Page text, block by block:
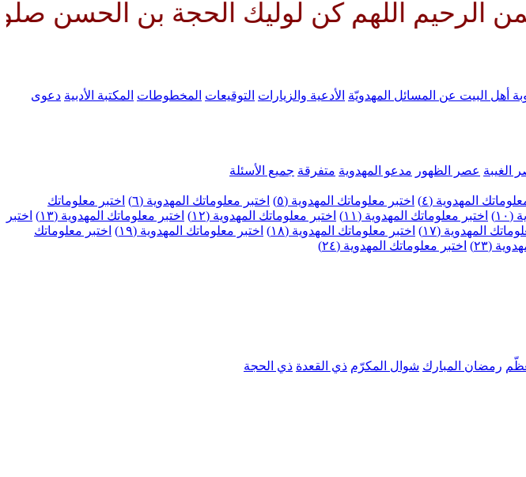
اللهم كن لوليك الحجة بن الحسن صلواتك
أهل البيت عن المسائل المهدويّة الأدعية والزيارات التوقيعات المخطوطات المكتبة الأدبية دعوى
الغيبة عصر الظهور مدعو المهدوية متفرقة جميع الأسئلة
المهدوية (٤) اختبر معلوماتك المهدوية (٥) اختبر معلوماتك المهدوية (٦)
اختبر معلوماتك
اختبر معلوماتك المهدوية (١١) اختبر معلوماتك المهدوية (١٢) اختبر معلوماتك المهدوية (١٣)
اختبر
المهدوية (١٧) اختبر معلوماتك المهدوية (١٨) اختبر معلوماتك المهدوية (١٩)
اختبر معلوماتك
(٢٣)
اختبر معلوماتك المهدوية (٢٤)
رمضان المبارك شوال المكرّم ذي القعدة ذي الحجة